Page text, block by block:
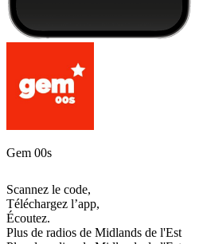
Gem 00s
Scannez le code,
Téléchargez l’app,
Écoutez.
Plus de radios de Midlands de l'Est